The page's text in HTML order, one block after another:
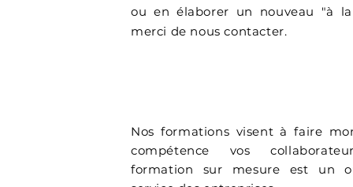
ou en élaborer un nouveau "à
merci de nous contacter.
Nos formations visent à faire
compétence vos
formation sur mesure est un